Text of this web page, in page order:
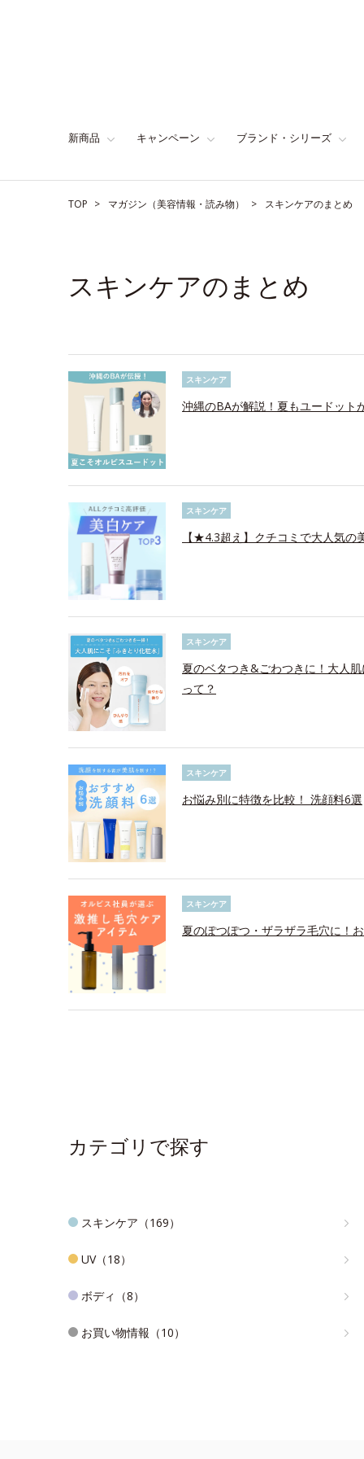
新商品 キャンペーン ブランド・シリーズ
TOP マガジン（美容情報・読み物） スキンケアのまとめ
スキンケアのまとめ
スキンケア
沖縄のBAが解説！夏もユードット
スキンケア
【★4.3超え】クチコミで大人気の
スキンケア
夏のベタつき&ごわつきに！大人
って？
スキンケア
お悩み別に特徴を比較！ 洗顔料6選
スキンケア
夏のぽつぽつ・ザラザラ毛穴に！
カテゴリで探す
スキンケア（169）
UV（18）
ボディ（8）
お買い物情報（10）